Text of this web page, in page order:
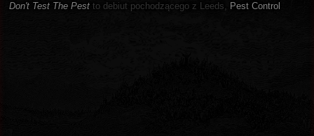
Don't Test The Pest to debiut pochodzącego z Leeds, Pest Control